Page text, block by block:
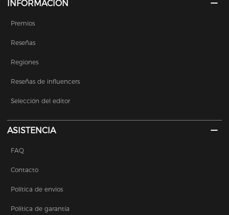
INFORMACIÓN
Premios
Reseñas
Regiones
Reseñas de influencers
Selección del editor
ASISTENCIA
FAQ
Contacto
Política de envios
Política de garantía